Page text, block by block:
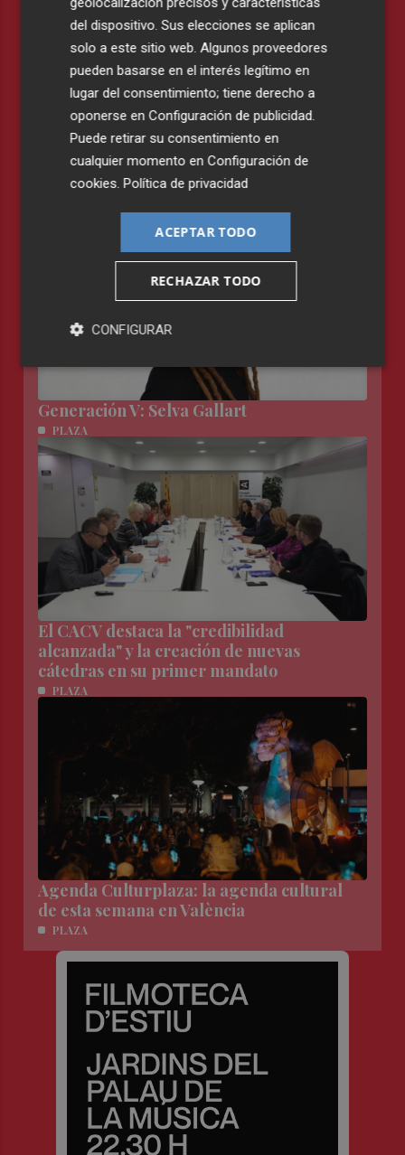
Noël G. González compone su paisaje
artístico en ‘Pou amarg'
TERESA MADUEÑO
Generación V: Selva Gallart
PLAZA
El CACV destaca la "credibilidad
alcanzada" y la creación de nuevas
cátedras en su primer mandato
PLAZA
Agenda Culturplaza: la agenda cultural
de esta semana en València
PLAZA
del dispositivo. Sus elecciones se aplican
solo a este sitio web. Algunos proveedores
pueden basarse en el interés legítimo en
lugar del consentimiento; tiene derecho a
oponerse enConfiguración de publicidad.
Puede retirar su consentimiento en
cualquier momento enConfiguración de
cookies.Política de privacidad
ACEPTAR TODO
RECHAZAR TODO
CONFIGURAR